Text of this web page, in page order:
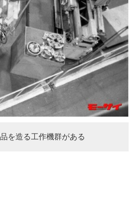
を造る工作機群がある